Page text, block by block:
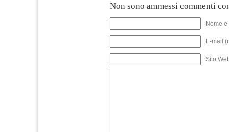
Non sono ammessi commenti
Nome
E-mail
Sito